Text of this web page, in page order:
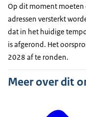
Op dit moment moeten
adressen versterkt
dat in het huidige
is afgerond. Het
2028 af te ronden.
Meer over dit